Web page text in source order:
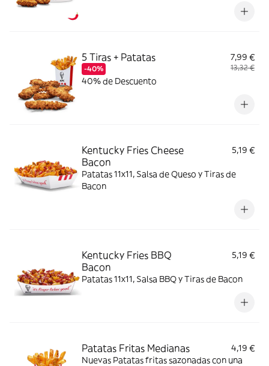
5 Tiras + Patatas
-40%
7,99 €
13,32 €
40% de Descuento
Kentucky Fries Cheese
Bacon
5,19 €
Patatas 11x11, Salsa de Queso y Tiras de
Bacon
Kentucky Fries BBQ
Bacon
5,19 €
Patatas 11x11, Salsa BBQ y Tiras de Bacon
Patatas Fritas Medianas
4,19 €
Nuevas Patatas fritas sazonadas con una